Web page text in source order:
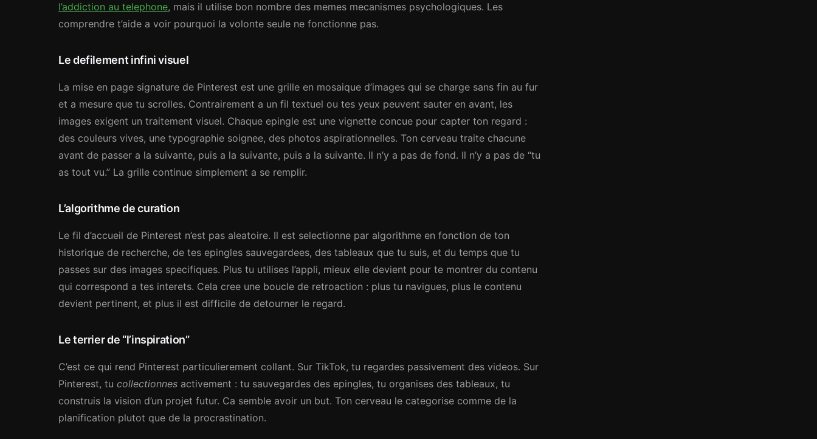
l’addiction au telephone, mais il utilise bon nombre des memes mecanismes psychologiques. Les
comprendre t’aide a voir pourquoi la volonte seule ne fonctionne pas.
Le defilement infini visuel
La mise en page signature de Pinterest est une grille en mosaique d’images qui se charge sans fin au fur
et a mesure que tu scrolles. Contrairement a un fil textuel ou tes yeux peuvent sauter en avant, les
images exigent un traitement visuel. Chaque epingle est une vignette concue pour capter ton regard :
des couleurs vives, une typographie soignee, des photos aspirationnelles. Ton cerveau traite chacune
avant de passer a la suivante, puis a la suivante, puis a la suivante. Il n’y a pas de fond. Il n’y a pas de “tu
as tout vu.” La grille continue simplement a se remplir.
L’algorithme de curation
Le fil d’accueil de Pinterest n’est pas aleatoire. Il est selectionne par algorithme en fonction de ton
historique de recherche, de tes epingles sauvegardees, des tableaux que tu suis, et du temps que tu
passes sur des images specifiques. Plus tu utilises l’appli, mieux elle devient pour te montrer du contenu
qui correspond a tes interets. Cela cree une boucle de retroaction : plus tu navigues, plus le contenu
devient pertinent, et plus il est difficile de detourner le regard.
Le terrier de “l’inspiration”
C’est ce qui rend Pinterest particulierement collant. Sur TikTok, tu regardes passivement des videos. Sur
Pinterest, tu collectionnes activement : tu sauvegardes des epingles, tu organises des tableaux, tu
construis la vision d’un projet futur. Ca semble avoir un but. Ton cerveau le categorise comme de la
planification plutot que de la procrastination.